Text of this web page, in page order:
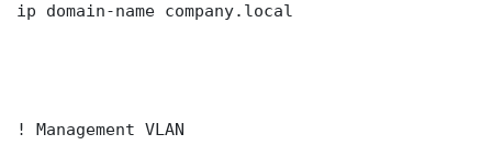
ip domain-name company.local
! Management VLAN